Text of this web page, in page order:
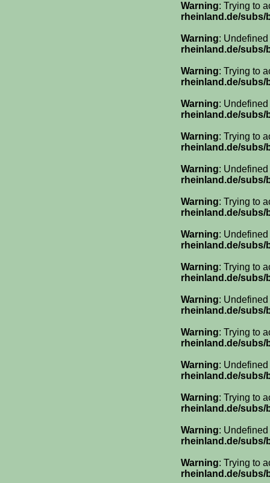
Warning: Trying to
rheinland.de/
Warning:
rheinland.de/
Warning: Trying to
rheinland.de/
Warning:
rheinland.de/
Warning: Trying to
rheinland.de/
Warning:
rheinland.de/
Warning: Trying to
rheinland.de/
Warning:
rheinland.de/
Warning: Trying to
rheinland.de/
Warning:
rheinland.de/
Warning: Trying to
rheinland.de/
Warning:
rheinland.de/
Warning: Trying to
rheinland.de/
Warning:
rheinland.de/
Warning: Trying to
rheinland.de/